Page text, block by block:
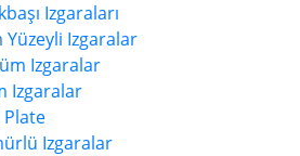
Izgaraları
Yüzeyli Izgaralar
Izgaralar
Izgaralar
Izgaralar